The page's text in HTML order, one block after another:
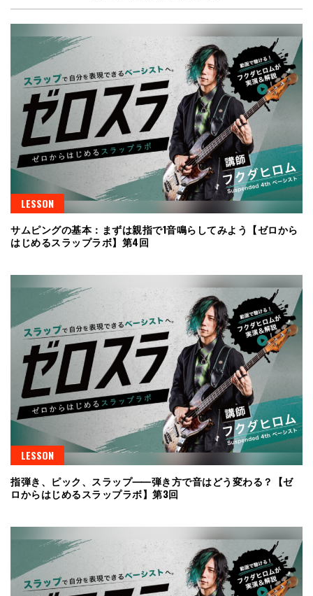
LESSON
サムピングの基本：まずは親指で1音鳴らしてみよう【ゼロから
はじめるスラップラボ】第4回
LESSON
指弾き、ピック、スラップ⸺弾き方で音はどう変わる？【ゼ
ロからはじめるスラップラボ】第3回